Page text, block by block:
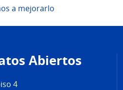
a mejorarlo
Abiertos
4